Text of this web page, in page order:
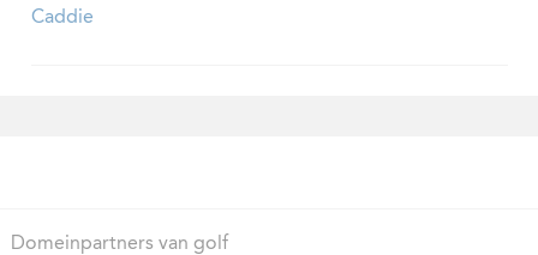
Caddie
Domeinpartners van golf